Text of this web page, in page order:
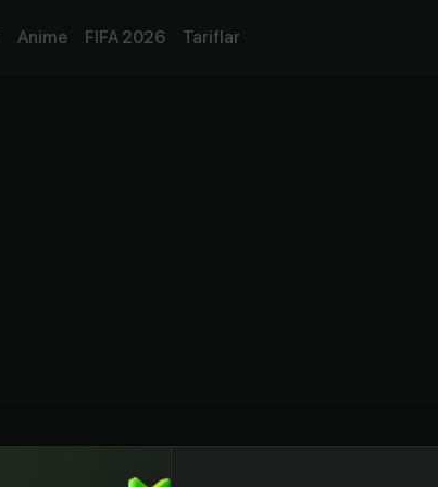
Anime FIFA 2026 Tariflar